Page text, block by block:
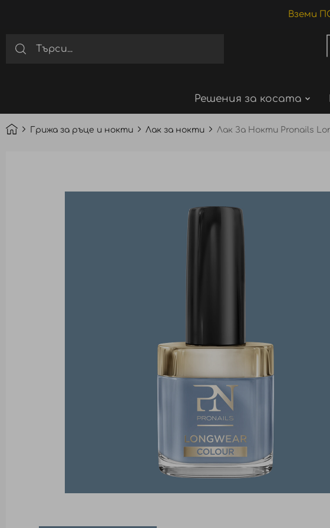
Вземи
Решения за косата
Грижа за ръце и нокти Лак за нокти Лак За Нокти Pronails